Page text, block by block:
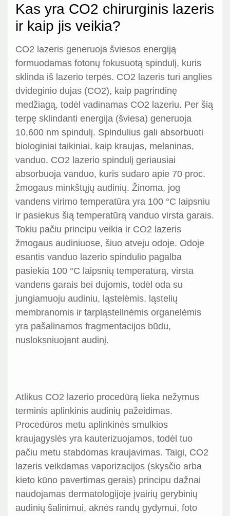
Kas yra CO2 chirurginis lazeris
ir kaip jis veikia?
CO2 lazeris generuoja šviesos energiją
formuodamas fotonų fokusuotą spindulį, kuris
sklinda iš lazerio terpės. CO2 lazeris turi anglies
dvideginio dujas (CO2), kaip pagrindinę
medžiagą, todėl vadinamas CO2 lazeriu. Per šią
terpę sklindanti energija (šviesa) generuoja
10,600 nm spindulį. Spindulius gali absorbuoti
biologiniai taikiniai, kaip kraujas, melaninas,
vanduo. CO2 lazerio spindulį geriausiai
absorbuoja vanduo, kuris sudaro apie 70 proc.
žmogaus minkštųjų audinių. Žinoma, jog
vandens virimo temperatūra yra 100 °C laipsniu
ir pasiekus šią temperatūrą vanduo virsta garais.
Tokiu pačiu principu veikia ir CO2 lazeris
žmogaus audiniuose, šiuo atveju odoje. Odoje
esantis vanduo lazerio spindulio pagalba
pasiekia 100 °C laipsnių temperatūrą, virsta
vandens garais bei dujomis, todėl oda su
jungiamuoju audiniu, ląstelėmis, ląstelių
membranomis ir tarpląstelinėmis organelėmis
yra pašalinamos fragmentacijos būdu,
nusloksniuojant audinį.
Atlikus CO2 lazerio procedūrą lieka nežymus
terminis aplinkinis audinių pažeidimas.
Procedūros metu aplinkinės smulkios
kraujagyslės yra kauterizuojamos, todėl tuo
pačiu metu stabdomas kraujavimas. Taigi, CO2
lazeris veikdamas vaporizacijos (skysčio arba
kieto kūno pavertimas gerais) principu dažnai
naudojamas dermatologijoje įvairių gerybinių
audinių šalinimui, aknės randų gydymui, foto